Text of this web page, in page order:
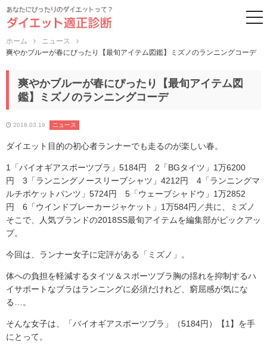
ホーム
ニュース
爽やかブルーが春にぴったり【最旬アイテム図鑑】ミズノのランニングコーデ
爽やかブルーが春にぴったり【最旬アイテム図
鑑】ミズノのランニングコーデ
2018.03.19 ニュース
ダイエット目的の初心者ランナーでも走るのが楽しい春。
1「バイオギアスポーツブラ」5184円 2「BGタイツ」1万6200
円 3「ランニングノースリーブシャツ」4212円 4「ランニングマ
ルチポケットパンツ」5724円 5「ウェーブシャドウ」1万2852
円 6「ウインドブレーカージャケット」1万584円／共に、ミズノ
そこで、人気ブランドの2018SS最旬アイテムを編集部がピックアッ
プ。
今回は、ランナー女子に定評がある「ミズノ」。
体への負担を軽減するタイツ＆スポーツブラ胸の揺れを抑制するハ
イサポートなブラはランニングに必須だけれど、窮屈感が気にな
る…。
そんな女子は、「バイオギアスポーツブラ」（5184円）【1】を手
にとって。